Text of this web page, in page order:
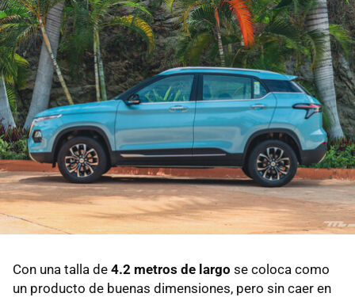
Con una talla de 4.2 metros de largo se coloca como
un producto de buenas dimensiones, pero sin caer en